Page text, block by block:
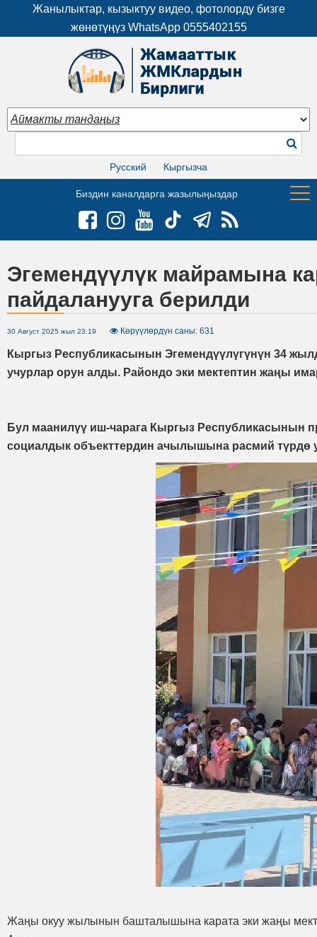
Жанылыктар, кызыктуу видео, фотолорду бизге
жөнөтүңүз WhatsApp 0555402155
Русский Кыргызча
Биздин каналдарга жазылыңыздар
Эгемендүүлүк майрамына
пайдаланууга берилди
30 Август 2025 жыл 23:19 Көрүүлөрдүн саны: 631
Кыргыз Республикасынын Эгемендүүлүгүнүн 34
учурлар орун алды. Райондо эки мектептин жаңы
Бул маанилүү иш-чарага Кыргыз Республикасынын
социалдык объекттердин ачылышына расмий түрдө
Жаңы окуу жылынын башталышына карата эки жаңы